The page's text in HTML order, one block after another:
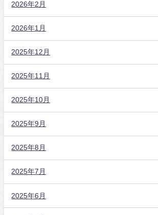
2026年2月
2026年1月
2025年12月
2025年11月
2025年10月
2025年9月
2025年8月
2025年7月
2025年6月